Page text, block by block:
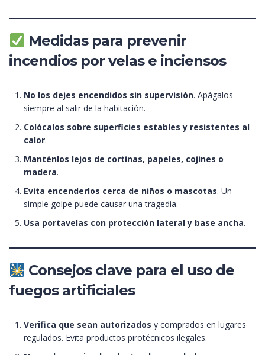
Medidas para prevenir
incendios por velas e inciensos
No los dejes encendidos sin supervisión. Apágalos
siempre al salir de la habitación.
Colócalos sobre superficies estables y resistentes al
calor.
Manténlos lejos de cortinas, papeles, cojines o
madera.
Evita encenderlos cerca de niños o mascotas. Un
simple golpe puede causar una tragedia.
Usa portavelas con protección lateral y base ancha.
Consejos clave para el uso de
fuegos artificiales
Verifica que sean autorizados y comprados en lugares
regulados. Evita productos pirotécnicos ilegales.